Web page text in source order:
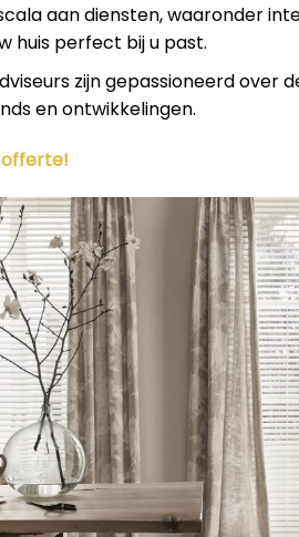
aan diensten, waaronder
huis perfect bij u past.
zijn gepassioneerd over
en ontwikkelingen.